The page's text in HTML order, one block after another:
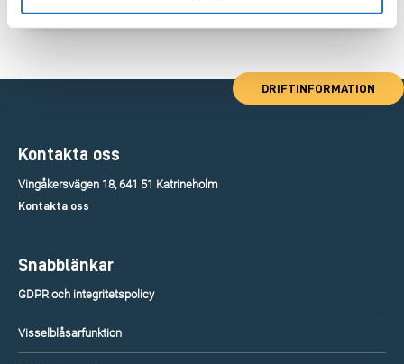
DRIFTINFORMATION
Kontakta oss
Vingåkersvägen 18, 641 51 Katrineholm
Kontakta oss
Snabblänkar
GDPR och integritetspolicy
Visselblåsarfunktion